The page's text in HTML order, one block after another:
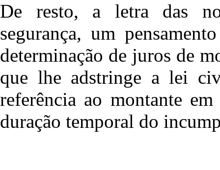
De resto, a letra das
segurança, um
determinação de juros de
que lhe adstringe a lei
referência ao montante
duração temporal do